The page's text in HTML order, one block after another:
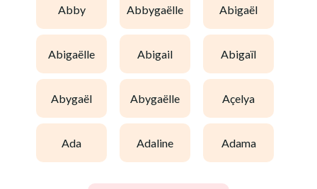
abby abbygaëlle abigaël
abigaëlle abigail abigaïl
abygaël abygaëlle açelya
ada adaline adama